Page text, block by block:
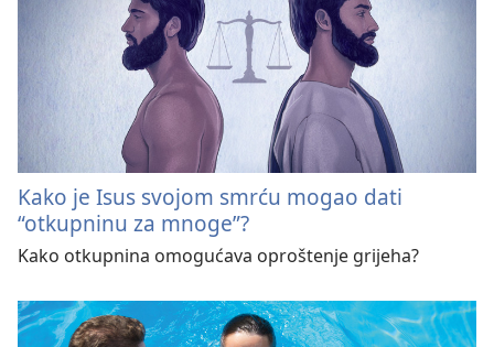
Kako je Isus svojom smrću mogao dati
“otkupninu za mnoge”?
Kako otkupnina omogućava oproštenje grijeha?